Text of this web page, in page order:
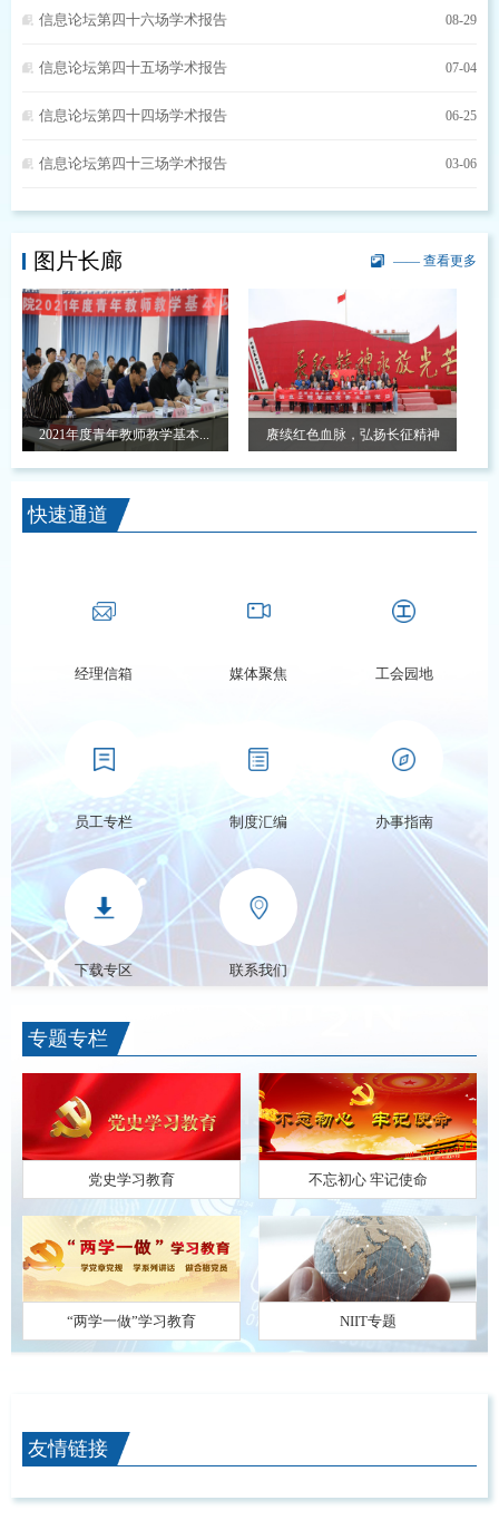
信息论坛第四十六场学术报告 08-29
信息论坛第四十五场学术报告 07-04
信息论坛第四十四场学术报告 06-25
信息论坛第四十三场学术报告 03-06
图片长廊 —— 查看更多
2021年度青年教师教学基本... 赓续红色血脉，弘扬长征精神
庆祝中
快速通道
经理信箱 媒体聚焦 工会园地
员工专栏 制度汇编 办事指南
下载专区 联系我们
专题专栏
党史学习教育 不忘初心 牢记使命
“两学一做”学习教育 NIIT专题
友情链接